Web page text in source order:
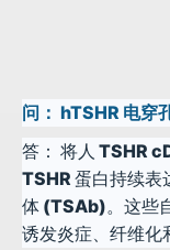
问： hTSHR 电穿
答： 将人 TSHR
TSHR 蛋白持续表
体 (TSAb)。这些
诱发炎症、纤维化